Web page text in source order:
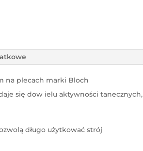
na plecach marki Bloch
się dow ielu aktywności
długo użytkować strój